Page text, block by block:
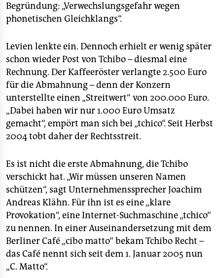
abo
epaper login
Begründung: „Verwechslungsgefahr wegen
phonetischen Gleichklangs“.
Levien lenkte ein. Dennoch erhielt er wenig später
schon wieder Post von Tchibo – diesmal eine
Rechnung. Der Kaffeeröster verlangte 2.500 Euro
für die Abmahnung – denn der Konzern
unterstellte einen „Streitwert“ von 200.000 Euro.
„Dabei haben wir nur 1.000 Euro Umsatz
gemacht“, empört man sich bei „tchico“. Seit Herbst
2004 tobt daher der Rechtsstreit.
Es ist nicht die erste Abmahnung, die Tchibo
verschickt hat. „Wir müssen unseren Namen
schützen“, sagt Unternehmenssprecher Joachim
Andreas Klähn. Für ihn ist es eine „klare
Provokation“, eine Internet-Suchmaschine „tchico“
zu nennen. In einer Auseinandersetzung mit dem
Berliner Café „cibo matto“ bekam Tchibo Recht –
das Café nennt sich seit dem 1. Januar 2005 nun
„C. Matto“.